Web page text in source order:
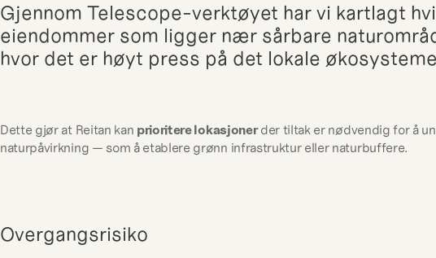
Gjennom Telescope-verktøyet har vi kartlagt
eiendommer som ligger nær sårbare
hvor det er høyt press på det lokale
Dette gjør at Reitan kan prioritere lokasjoner der tiltak er nødvendig for å
naturpåvirkning — som å etablere grønn infrastruktur eller naturbuffere.
Overgangsrisiko